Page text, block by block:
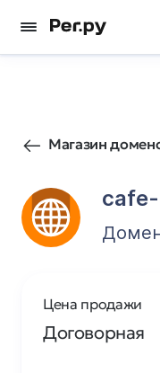
Магазин
Цена продажи
Договорная